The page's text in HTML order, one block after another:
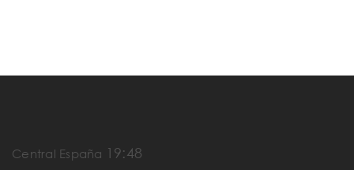
Central España 19:48